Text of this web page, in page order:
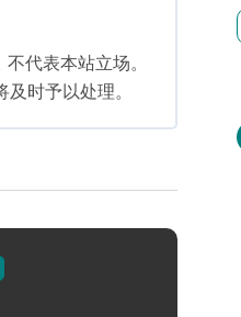
代表本站立场。
时予以处理。